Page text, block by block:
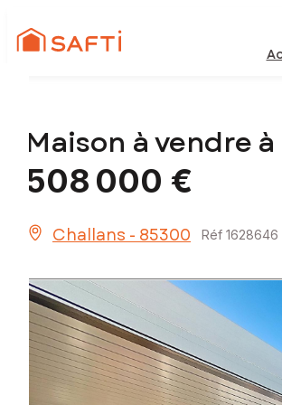
Maison à vendre à
508 000 €
Challans - 85300 Réf 1628646